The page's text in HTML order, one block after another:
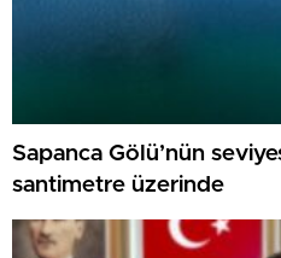
Sapanca Gölü’nün
santimetre üzerinde